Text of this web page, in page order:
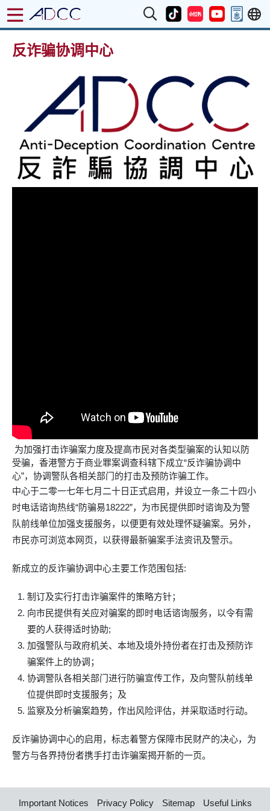
反诈骗协调中心
为加强打击诈骗案力度及提高市民对各类型骗案的认知以防
受骗，香港警方于商业罪案调查科辖下成立“反诈骗协调中
心”，协调警队各相关部门的打击及预防诈骗工作。
中心于二零一七年七月二十日正式启用，并设立一条二十四小
时电话谘询热线“防骗易18222”，为市民提供即时谘询及为警
队前线单位加强支援服务，以便更有效处理怀疑骗案。另外，
市民亦可浏览本网页，以获得最新骗案手法资讯及警示。
新成立的反诈骗协调中心主要工作范围包括:
制订及实行打击诈骗案件的策略方针；
向市民提供有关应对骗案的即时电话谘询服务，以令有需
要的人获得适时协助;
加强警队与政府机关、本地及境外持份者在打击及预防诈
骗案件上的协调；
协调警队各相关部门进行防骗宣传工作，及向警队前线单
位提供即时支援服务；及
监察及分析骗案趋势，作出风险评估，并采取适时行动。
反诈骗协调中心的启用，标志着警方保障市民财产的决心，为
警方与各界持份者携手打击诈骗案揭开新的一页。
Important Notices Privacy Policy Sitemap Useful Links